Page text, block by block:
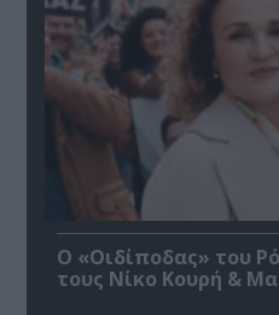
O «Οιδίποδας» του
τους Νίκο Κουρή &